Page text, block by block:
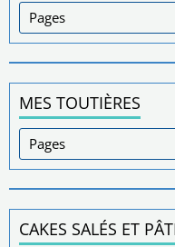
MES TOUTIÈRES
CAKES SALÉS ET